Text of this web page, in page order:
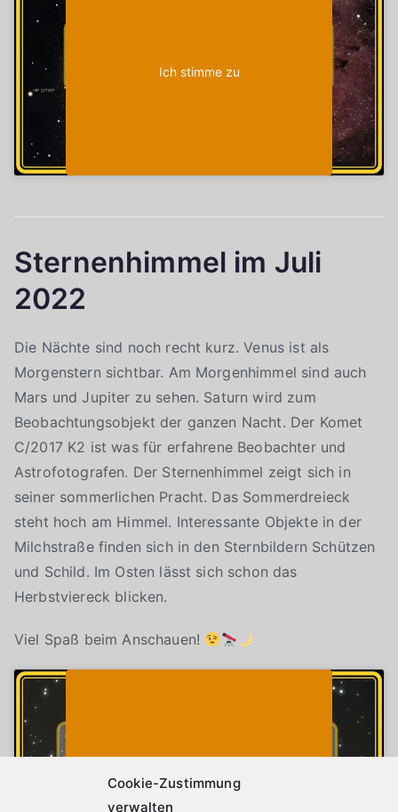
Cookie-Zustimmung
verwalten
Ich stimme zu
Sternenhimmel im Juli
2022
Die Nächte sind noch recht kurz. Venus ist als
Morgenstern sichtbar. Am Morgenhimmel sind auch
Mars und Jupiter zu sehen. Saturn wird zum
Beobachtungsobjekt der ganzen Nacht. Der Komet
C/2017 K2 ist was für erfahrene Beobachter und
Astrofotografen. Der Sternenhimmel zeigt sich in
seiner sommerlichen Pracht. Das Sommerdreieck
steht hoch am Himmel. Interessante Objekte in der
Milchstraße finden sich in den Sternbildern Schützen
und Schild. Im Osten lässt sich schon das
Herbstviereck blicken.
Viel Spaß beim Anschauen!
Ich stimme zu